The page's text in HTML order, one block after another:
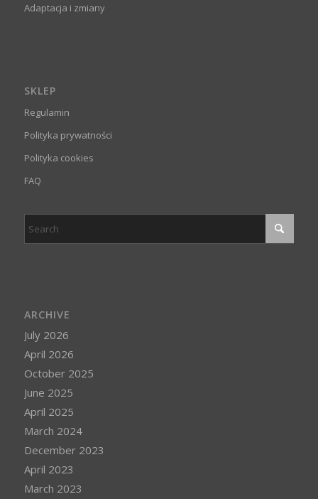
Adaptacja i zmiany
SKLEP
Regulamin
Polityka prywatności
Polityka cookies
FAQ
ARCHIVE
July 2026
April 2026
October 2025
June 2025
April 2025
March 2024
December 2023
April 2023
March 2023